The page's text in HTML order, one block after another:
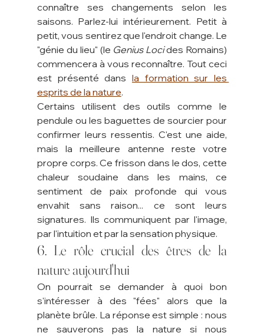
connaître ses changements selon les
saisons. Parlez-lui intérieurement. Petit à
petit, vous sentirez que l'endroit change. Le
"génie du lieu" (le Genius Loci des Romains)
commencera à vous reconnaître. Tout ceci
est présenté dans la formation sur les
esprits de la nature.
Certains utilisent des outils comme le
pendule ou les baguettes de sourcier pour
confirmer leurs ressentis. C'est une aide,
mais la meilleure antenne reste votre
propre corps. Ce frisson dans le dos, cette
chaleur soudaine dans les mains, ce
sentiment de paix profonde qui vous
envahit sans raison... ce sont leurs
signatures. Ils communiquent par l'image,
par l'intuition et par la sensation physique.
6. Le rôle crucial des êtres de la
nature aujourd'hui
On pourrait se demander à quoi bon
s'intéresser à des "fées" alors que la
planète brûle. La réponse est simple : nous
ne sauverons pas la nature si nous